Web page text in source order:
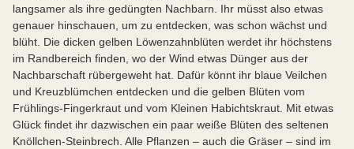
langsamer als ihre gedüngten Nachbarn. Ihr müsst also etwas
genauer hinschauen, um zu entdecken, was schon wächst und
blüht. Die dicken gelben Löwenzahnblüten werdet ihr höchstens
im Randbereich finden, wo der Wind etwas Dünger aus der
Nachbarschaft rübergeweht hat. Dafür könnt ihr blaue Veilchen
und Kreuzblümchen entdecken und die gelben Blüten vom
Frühlings-Fingerkraut und vom Kleinen Habichtskraut. Mit etwas
Glück findet ihr dazwischen ein paar weiße Blüten des seltenen
Knöllchen-Steinbrech. Alle Pflanzen – auch die Gräser – sind im